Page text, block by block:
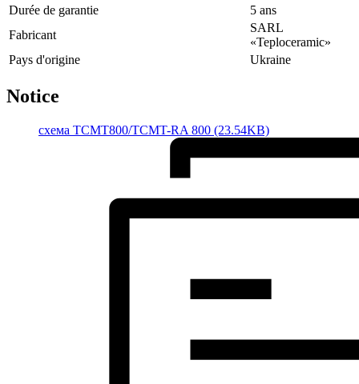
Durée de garantie
5 ans
Fabricant
SARL
«Teploceramic»
Pays d'origine
Ukraine
Notice
cхема TCMT800/TCMT-RA 800 (23.54KB)